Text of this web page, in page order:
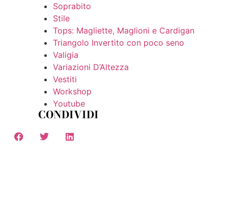
Soprabito
Stile
Tops: Magliette, Maglioni e Cardigan
Triangolo Invertito con poco seno
Valigia
Variazioni D’Altezza
Vestiti
Workshop
Youtube
CONDIVIDI